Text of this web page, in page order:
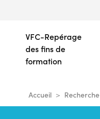
VFC-Repérage
des fins de
formation
Accueil